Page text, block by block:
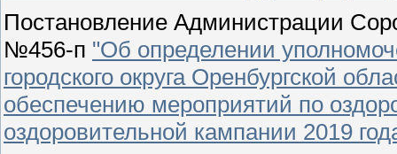
Постановление Администрации
№456-п "Об определении
городского округа Оренбургской
обеспечению мероприятий по
оздоровительной кампании 2019